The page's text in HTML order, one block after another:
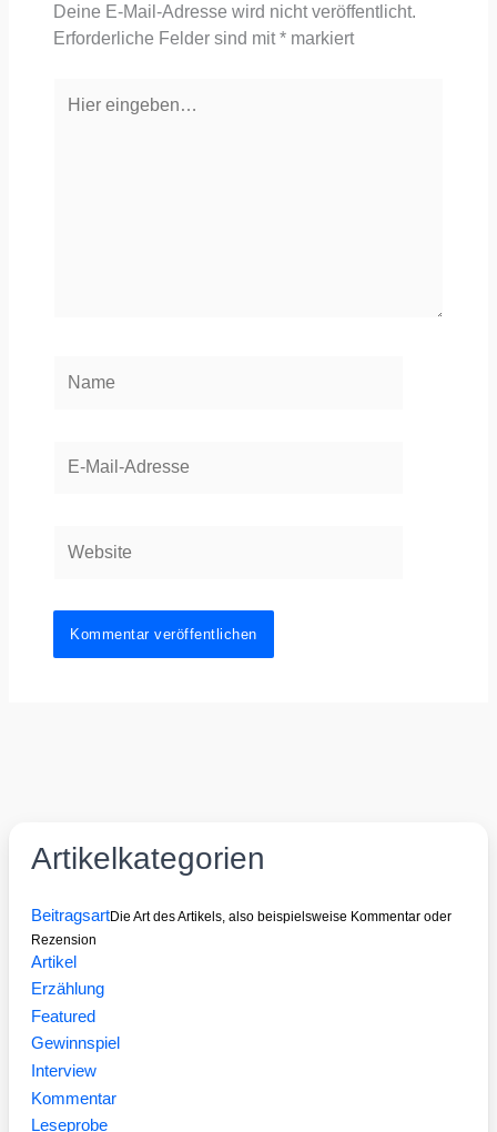
Deine E-Mail-Adresse wird nicht veröffentlicht.
Erforderliche Felder sind mit* markiert
eingeben…
Mail-
Artikelkategorien
BeitragsartDie Art des Artikels, also beispielsweise Kommentar oder
Rezension
Artikel
Erzählung
Featured
Gewinnspiel
Interview
Kommentar
Leseprobe